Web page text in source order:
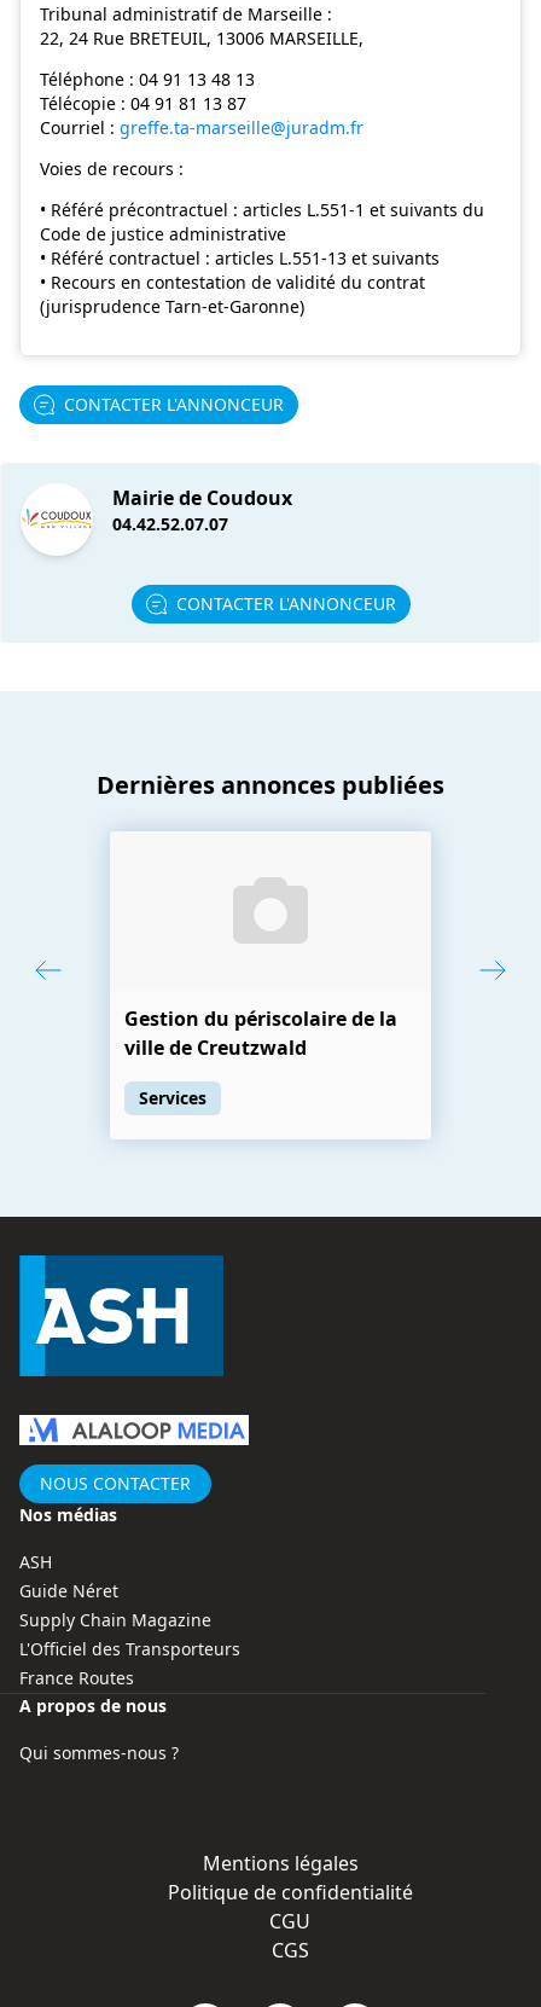
Tribunal administratif de Marseille :
22, 24 Rue BRETEUIL, 13006 MARSEILLE,
Téléphone : 04 91 13 48 13
Télécopie : 04 91 81 13 87
Courriel : greffe.ta-marseille@juradm.fr
Voies de recours :
• Référé précontractuel : articles L.551-1 et suivants du
Code de justice administrative
• Référé contractuel : articles L.551-13 et suivants
• Recours en contestation de validité du contrat
(jurisprudence Tarn-et-Garonne)
CONTACTER L'ANNONCEUR
Mairie de Coudoux
04.42.52.07.07
CONTACTER L'ANNONCEUR
Dernières annonces publiées
Gestion du périscolaire de la
ville de Creutzwald
Services
Nos médias
ASH
Guide Néret
Supply Chain Magazine
L'Officiel des Transporteurs
France Routes
A propos de nous
Qui sommes-nous ?
NOUS CONTACTER
Mentions légales
Politique de confidentialité
CGU
CGS